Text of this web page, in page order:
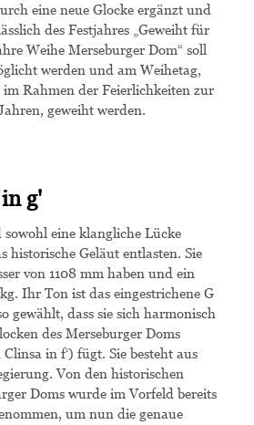
eine neue Glocke ergänzt und
des Festjahres „Geweiht für
Weihe Merseburger Dom“ soll
werden und am Weihetag,
im Rahmen der Feierlichkeiten zur
geweiht werden.
g'
sowohl eine klangliche Lücke
historische Geläut entlasten. Sie
von 1108 mm haben und ein
Ihr Ton ist das eingestrichene G
gewählt, dass sie sich harmonisch
des Merseburger Doms
in f‘) fügt. Sie besteht aus
Von den historischen
Doms wurde im Vorfeld bereits
um nun die genaue